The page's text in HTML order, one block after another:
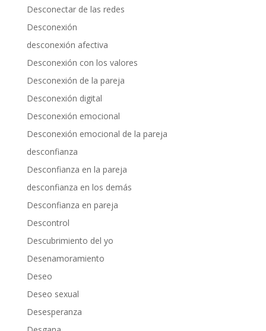
Desconectar de las redes
Desconexión
desconexión afectiva
Desconexión con los valores
Desconexión de la pareja
Desconexión digital
Desconexión emocional
Desconexión emocional de la pareja
desconfianza
Desconfianza en la pareja
desconfianza en los demás
Desconfianza en pareja
Descontrol
Descubrimiento del yo
Desenamoramiento
Deseo
Deseo sexual
Desesperanza